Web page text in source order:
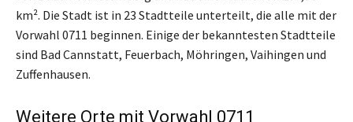
km². Die Stadt ist in 23 Stadtteile unterteilt, die alle mit der
Vorwahl 0711 beginnen. Einige der bekanntesten Stadtteile
sind Bad Cannstatt, Feuerbach, Möhringen, Vaihingen und
Zuffenhausen.
Weitere Orte mit Vorwahl 0711